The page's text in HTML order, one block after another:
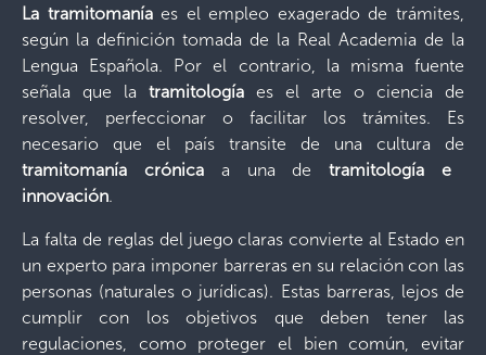
La tramitomaníaes el empleo exagerado de trámites,
según la definición tomada de la Real Academia de la
Lengua Española. Por el contrario, la misma fuente
señala que la tramitología es el arte o ciencia de
resolver, perfeccionar o facilitar los trámites. Es
necesario que el país transite de una cultura de
tramitomanía crónicaa una detramitología e
innovación.
La falta de reglas del juego claras convierte al Estado en
un experto para imponer barreras en su relación con las
personas (naturales o jurídicas). Estas barreras, lejos de
cumplir con los objetivos que deben tener las
regulaciones, como proteger el bien común, evitar